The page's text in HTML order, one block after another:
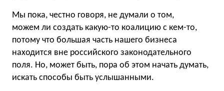
Мы пока, честно говоря, не думали о том,
можем ли создать какую-то коалицию с кем-то,
потому что большая часть нашего бизнеса
находится вне российского законодательного
поля. Но, может быть, пора об этом начать думать,
искать способы быть услышанными.